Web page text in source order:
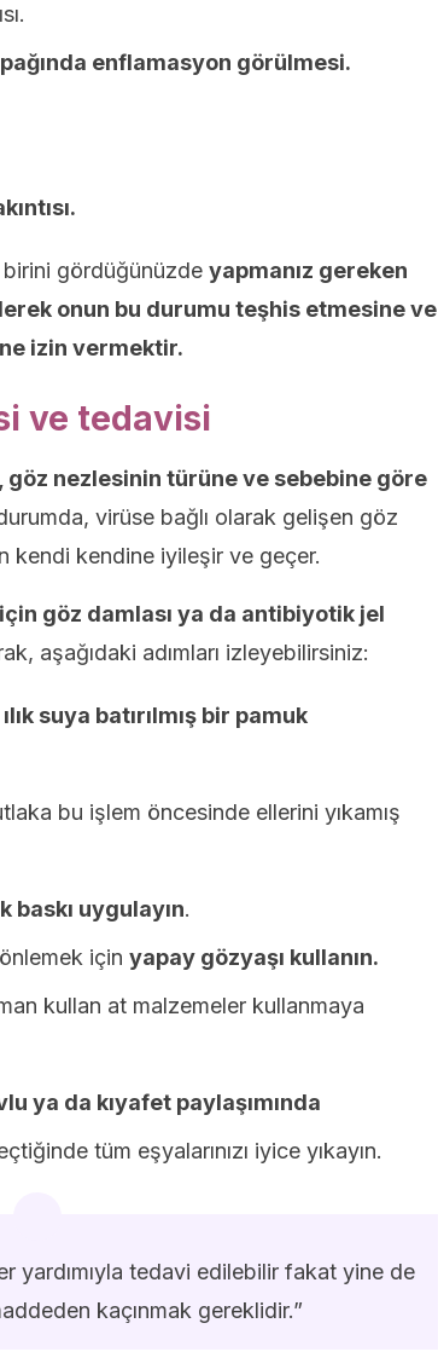
enflamasyon görülmesi.
gördüğünüzde yapmanız gereken
onun bu durumu teşhis etmesine ve
izin vermektir.
ve tedavisi
nezlesinin türüne ve sebebine göre
virüse bağlı olarak gelişen göz
kendi kendine iyileşir ve geçer.
göz damlası ya da antibiyotik jel
aşağıdaki adımları izleyebilirsiniz:
ılık suya batırılmış bir pamuk
bu işlem öncesinde ellerini yıkamış
baskı uygulayın.
için yapay gözyaşı kullanın.
kullan at malzemeler kullanmaya
ya da kıyafet paylaşımında
tüm eşyalarınızı iyice yıkayın.
yardımıyla tedavi edilebilir fakat yine de
kaçınmak gereklidir.”